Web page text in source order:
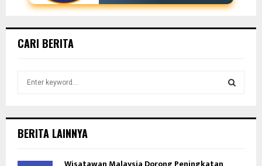
CARI BERITA
h
o
BERITA LAINNYA